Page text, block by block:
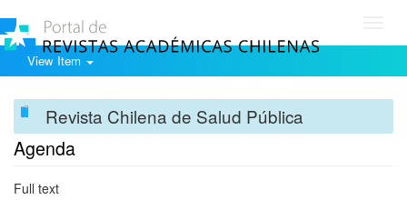
View Item
Revista Chilena de Salud Pública
Agenda
Full text